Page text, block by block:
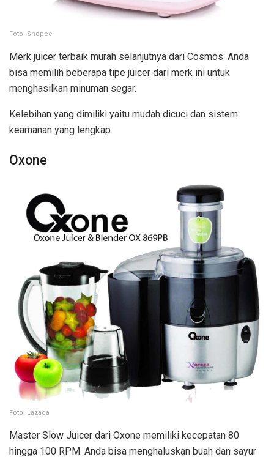
Foto: Shopee
Merk juicer terbaik murah selanjutnya dari Cosmos. Anda
bisa memilih beberapa tipe juicer dari merk ini untuk
menghasilkan minuman segar.
Kelebihan yang dimiliki yaitu mudah dicuci dan sistem
keamanan yang lengkap.
Oxone
Foto: Lazada
Master Slow Juicer dari Oxone memiliki kecepatan 80
hingga 100 RPM. Anda bisa menghaluskan buah dan sayur